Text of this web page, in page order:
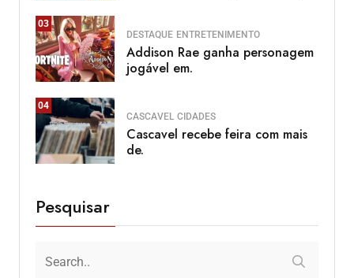
03
DESTAQUE ENTRETENIMENTO
Addison Rae ganha personagem
jogável em.
04
CASCAVEL CIDADES
Cascavel recebe feira com mais
de.
Pesquisar